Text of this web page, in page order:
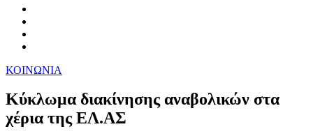
ΚΟΙΝΩΝΙΑ
Κύκλωμα διακίνησης αναβολικών στα
χέρια της ΕΛ.ΑΣ